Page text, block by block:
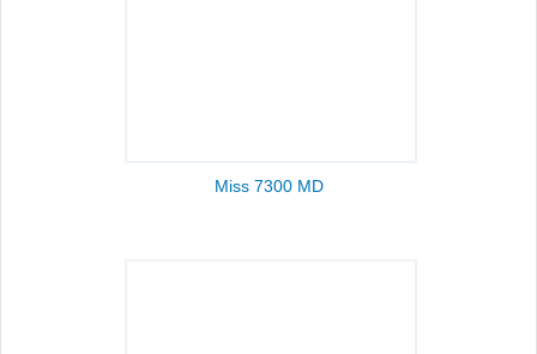
Miss 7300 MD